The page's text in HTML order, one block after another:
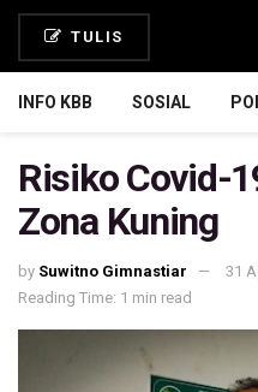
TULIS
INFO KBB SOSIAL
Risiko Covid-
Zona Kuning
by Suwitno Gimnastiar
31
Reading Time: 1 min read